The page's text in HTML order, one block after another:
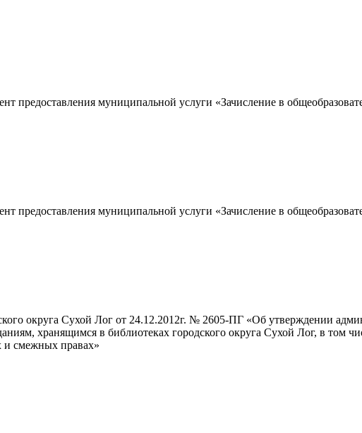
предоставления муниципальной услуги «Зачисление в
предоставления муниципальной услуги «Зачисление в
округа Сухой Лог от 24.12.2012г. № 2605-ПГ «Об утверждении
хранящимся в библиотеках городского округа Сухой Лог, в том
и смежных правах»